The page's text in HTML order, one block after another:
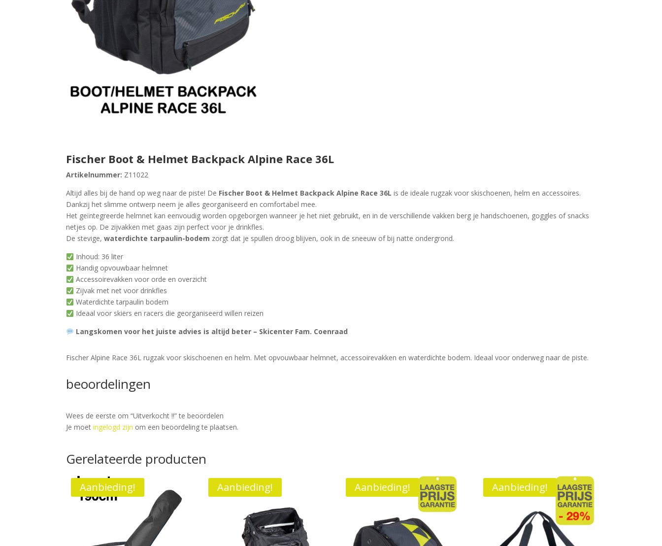
Fischer Boot & Helmet Backpack Alpine Race 36L
Artikelnummer: Z11022
Altijd alles bij de hand op weg naar de piste! De Fischer Boot & Helmet Backpack Alpine Race 36L is de ideale rugzak voor skischoenen, helm en accessoires.
Dankzij het slimme ontwerp neem je alles georganiseerd en comfortabel mee.
Het geïntegreerde helmnet kan eenvoudig worden opgeborgen wanneer je het niet gebruikt, en in de verschillende vakken berg je handschoenen, goggles of snacks
netjes op. De zijvakken met gaas zijn perfect voor je drinkfles.
De stevige,waterdichte tarpaulin-bodem zorgt dat je spullen droog blijven, ook in de sneeuw of bij natte ondergrond.
Inhoud: 36 liter
Handig opvouwbaar helmnet
Accessoirevakken voor orde en overzicht
Zijvak met net voor drinkfles
Waterdichte tarpaulin bodem
Ideaal voor skiërs en racers die georganiseerd willen reizen
Langskomen voor het juiste advies is altijd beter – Skicenter Fam. Coenraad
Fischer Alpine Race 36L rugzak voor skischoenen en helm. Met opvouwbaar helmnet, accessoirevakken en waterdichte bodem. Ideaal voor onderweg naar de piste.
beoordelingen
Wees de eerste om “Uitverkocht !!” te beoordelen
Je moetingelogd zijn om een beoordeling te plaatsen.
Gerelateerde producten
Aanbieding! Aanbieding! Aanbieding! Aanbieding!